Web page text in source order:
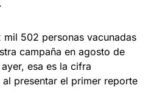
mil 502 personas vacunadas
campaña en agosto de
esa es la cifra
al presentar el primer reporte